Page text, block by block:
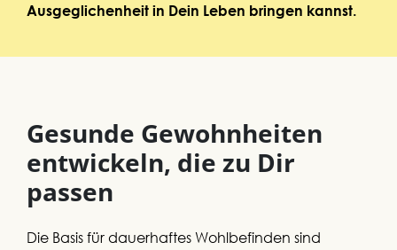
Ausgeglichenheit in Dein Leben bringen kannst.
Gesunde Gewohnheiten
entwickeln, die zu Dir
passen
Die Basis für dauerhaftes Wohlbefinden sind